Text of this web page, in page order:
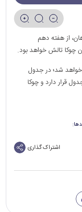
از هفته دهم
چوکا تالش خواهد بود.
آغاز خواهد شد؛ در جدول
قرار دارد و چوکا
اشتراک گذاری